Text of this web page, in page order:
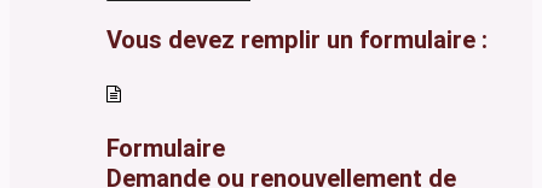
Vous devez remplir un formulaire :
Formulaire
Demande ou renouvellement de